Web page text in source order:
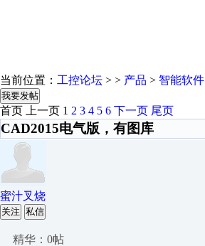
当前位置： 工控论坛 > > 产品 > 智能软件
我要发帖
首页 上一页 1 2 3 4 5 6 下一页 尾页
CAD2015电气版，有图库
蜜汁叉烧
关注 私信
精华：0帖